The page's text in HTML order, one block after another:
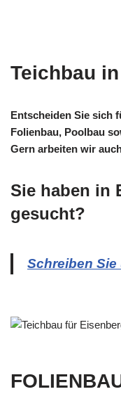
Teichbau
Entscheiden Sie sich
Folienbau, Poolbau
Gern arbeiten wir
Sie haben in
gesucht?
Schreiben Sie